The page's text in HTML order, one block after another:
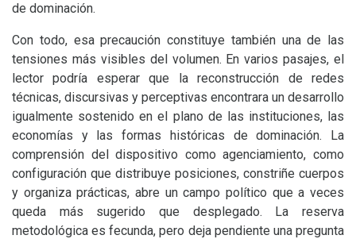
de dominación.
Con todo, esa precaución constituye también una de las
tensiones más visibles del volumen. En varios pasajes, el
lector podría esperar que la reconstrucción de redes
técnicas, discursivas y perceptivas encontrara un desarrollo
igualmente sostenido en el plano de las instituciones, las
economías y las formas históricas de dominación. La
comprensión del dispositivo como agenciamiento, como
configuración que distribuye posiciones, constriñe cuerpos
y organiza prácticas, abre un campo político que a veces
queda más sugerido que desplegado. La reserva
metodológica es fecunda, pero deja pendiente una pregunta